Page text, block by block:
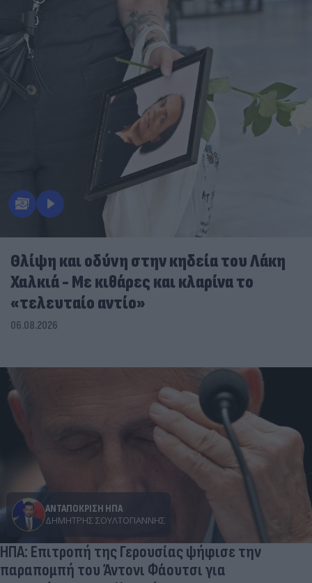
Θλίψη και οδύνη στην κηδεία του Λάκη
Χαλκιά - Με κιθάρες και κλαρίνα το
«τελευταίο αντίο»
06.08.2026
ΑΝΤΑΠΟΚΡΙΣΗ ΗΠΑ
ΔΗΜΉΤΡΗΣ ΣΟΥΛΤΟΓΙΆΝΝΗΣ
ΗΠΑ: Επιτροπή της Γερουσίας ψήφισε την
παραπομπή του Άντονι Φάουτσι για